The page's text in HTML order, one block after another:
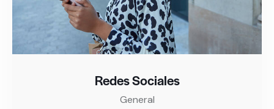
Redes Sociales
General